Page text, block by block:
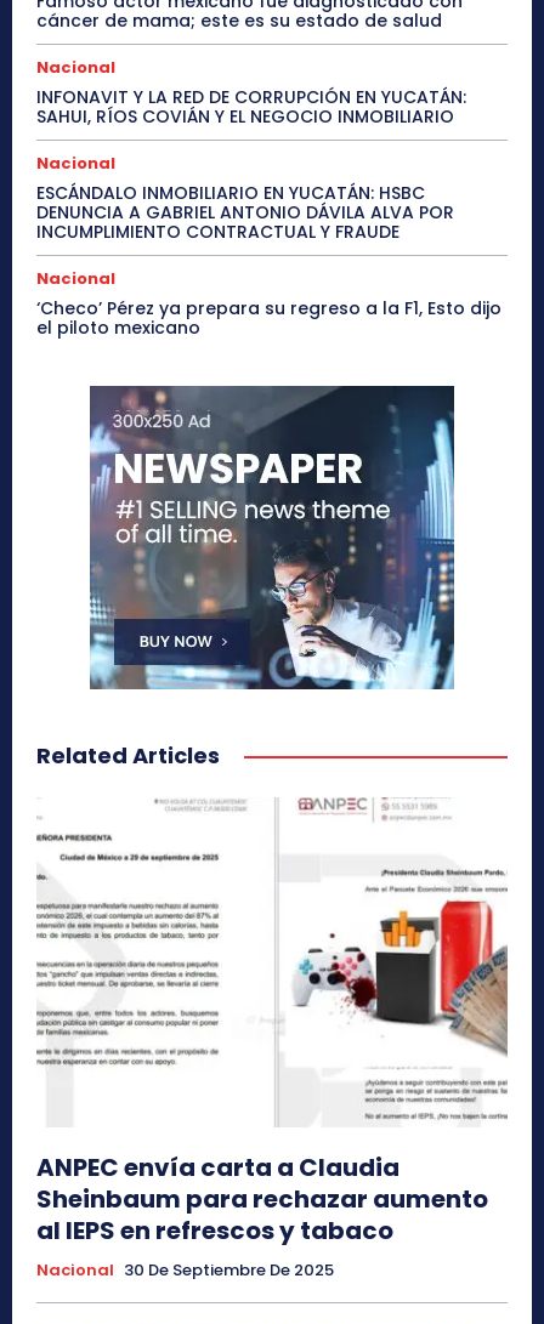
cáncer de mama; este es su estado de salud
Nacional
INFONAVIT Y LA RED DE CORRUPCIÓN EN YUCATÁN:
SAHUI, RÍOS COVIÁN Y EL NEGOCIO INMOBILIARIO
Nacional
ESCÁNDALO INMOBILIARIO EN YUCATÁN: HSBC
DENUNCIA A GABRIEL ANTONIO DÁVILA ALVA POR
INCUMPLIMIENTO CONTRACTUAL Y FRAUDE
Nacional
‘Checo’ Pérez ya prepara su regreso a la F1, Esto dijo
el piloto mexicano
Related Articles
ANPEC envía carta a Claudia
Sheinbaum para rechazar aumento
al IEPS en refrescos y tabaco
Nacional 30 De Septiembre De 2025